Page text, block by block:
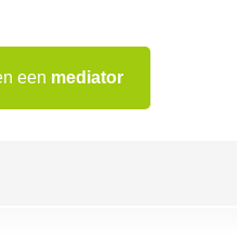
een mediator